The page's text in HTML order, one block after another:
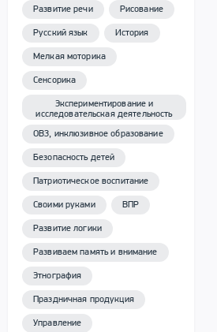
Развитие речи Рисование
Русский язык История
Мелкая моторика
Сенсорика
Экспериментирование и
исследовательская деятельность
ОВЗ, инклюзивное образование
Безопасность детей
Патриотическое воспитание
Своими руками ВПР
Развитие логики
Развиваем память и внимание
Этнография
Праздничная продукция
Управление